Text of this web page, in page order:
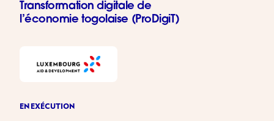
Transformation digitale de
l’économie togolaise (ProDigiT)
EN EXÉCUTION